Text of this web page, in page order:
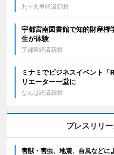
九十九里経済新聞
宇都宮南図書館で知的財産
生が体験
宇都宮経済新聞
ミナミでビジネスイベント
リエーター一堂に
なんば経済新聞
プレスリリ
害獣・害虫、地震、台風などに